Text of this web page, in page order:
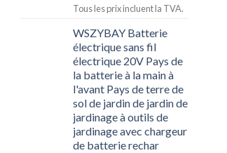
Tous les prix incluent la TVA.
WSZYBAY Batterie
électrique sans fil
électrique 20V Pays de
la batterie à la main à
l'avant Pays de terre de
sol de jardin de jardin de
jardinage à outils de
jardinage avec chargeur
de batterie rechar